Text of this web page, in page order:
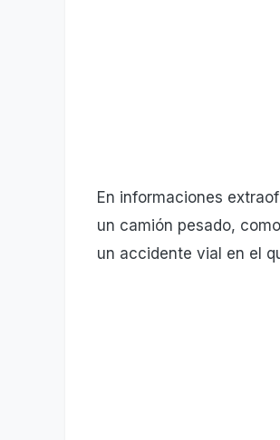
En informaciones
un camión pesado,
un accidente vial en el